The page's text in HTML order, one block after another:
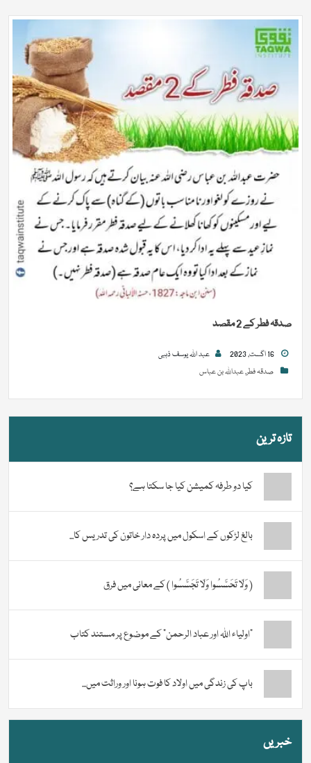
صدقہ فطر کے 2 مقصد
عبد اللہ یوسف ذہبی
صدقہ فطر,عبداللہ بن عباس
تازہ ترین
کیا دو طرفہ کمیشن کیا جا سکتا ہے؟
بالغ لڑکوں کے اسکول میں پردہ دار خاتون کی تدریس کا...
( وَلَا تَحَسَّسُوا وَلَا تَجَسَّسُوا ) کے معانی میں فرق
“اولیاء اللہ اور عباد الرحمن” کے موضوع پر مستند کتاب
باپ کی زندگی میں اولاد کا فوت ہونا اور وراثت میں...
خبریں